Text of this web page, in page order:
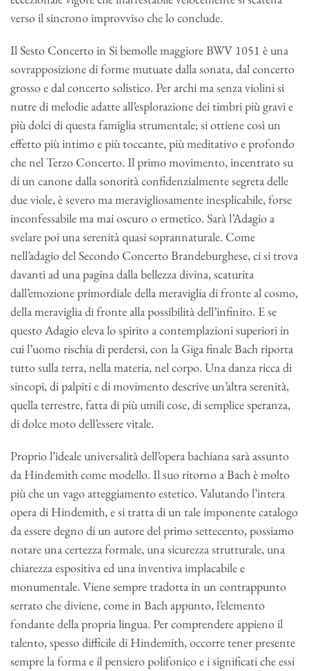
verso il sincrono improvviso che lo conclude.
Il Sesto Concerto in Si bemolle maggiore BWV 1051 è una
sovrapposizione di forme mutuate dalla sonata, dal concerto
grosso e dal concerto solistico. Per archi ma senza violini si
nutre di melodie adatte all’esplorazione dei timbri più gravi e
più dolci di questa famiglia strumentale; si ottiene così un
effetto più intimo e più toccante, più meditativo e profondo
che nel Terzo Concerto. Il primo movimento, incentrato su
di un canone dalla sonorità confidenzialmente segreta delle
due viole, è severo ma meravigliosamente inesplicabile, forse
inconfessabile ma mai oscuro o ermetico. Sarà l’Adagio a
svelare poi una serenità quasi soprannaturale. Come
nell’adagio del Secondo Concerto Brandeburghese, ci si trova
davanti ad una pagina dalla bellezza divina, scaturita
dall’emozione primordiale della meraviglia di fronte al cosmo,
della meraviglia di fronte alla possibilità dell’infinito. E se
questo Adagio eleva lo spirito a contemplazioni superiori in
cui l’uomo rischia di perdersi, con la Giga finale Bach riporta
tutto sulla terra, nella materia, nel corpo. Una danza ricca di
sincopi, di palpiti e di movimento descrive un’altra serenità,
quella terrestre, fatta di più umili cose, di semplice speranza,
di dolce moto dell’essere vitale.
Proprio l’ideale universalità dell’opera bachiana sarà assunto
da Hindemith come modello. Il suo ritorno a Bach è molto
più che un vago atteggiamento estetico. Valutando l’intera
opera di Hindemith, e si tratta di un tale imponente catalogo
da essere degno di un autore del primo settecento, possiamo
notare una certezza formale, una sicurezza strutturale, una
chiarezza espositiva ed una inventiva implacabile e
monumentale. Viene sempre tradotta in un contrappunto
serrato che diviene, come in Bach appunto, l’elemento
fondante della propria lingua. Per comprendere appieno il
talento, spesso difficile di Hindemith, occorre tener presente
sempre la forma e il pensiero polifonico e i significati che essi